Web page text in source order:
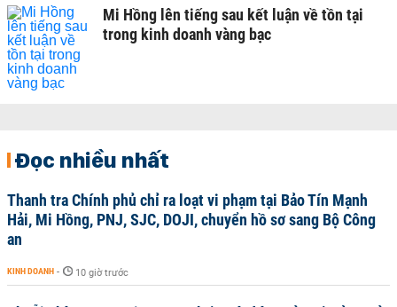
Mi Hồng lên tiếng sau kết luận về tồn tại
trong kinh doanh vàng bạc
Đọc nhiều nhất
Thanh tra Chính phủ chỉ ra loạt vi phạm tại Bảo Tín Mạnh
Hải, Mi Hồng, PNJ, SJC, DOJI, chuyển hồ sơ sang Bộ Công
an
KINH DOANH - 10 giờ trước